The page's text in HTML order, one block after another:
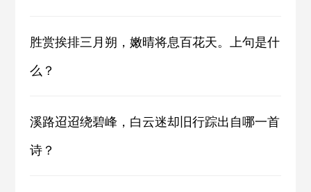
胜赏挨排三月朔，嫩晴将息百花天。上句是什
么？
溪路迢迢绕碧峰，白云迷却旧行踪出自哪一首
诗？